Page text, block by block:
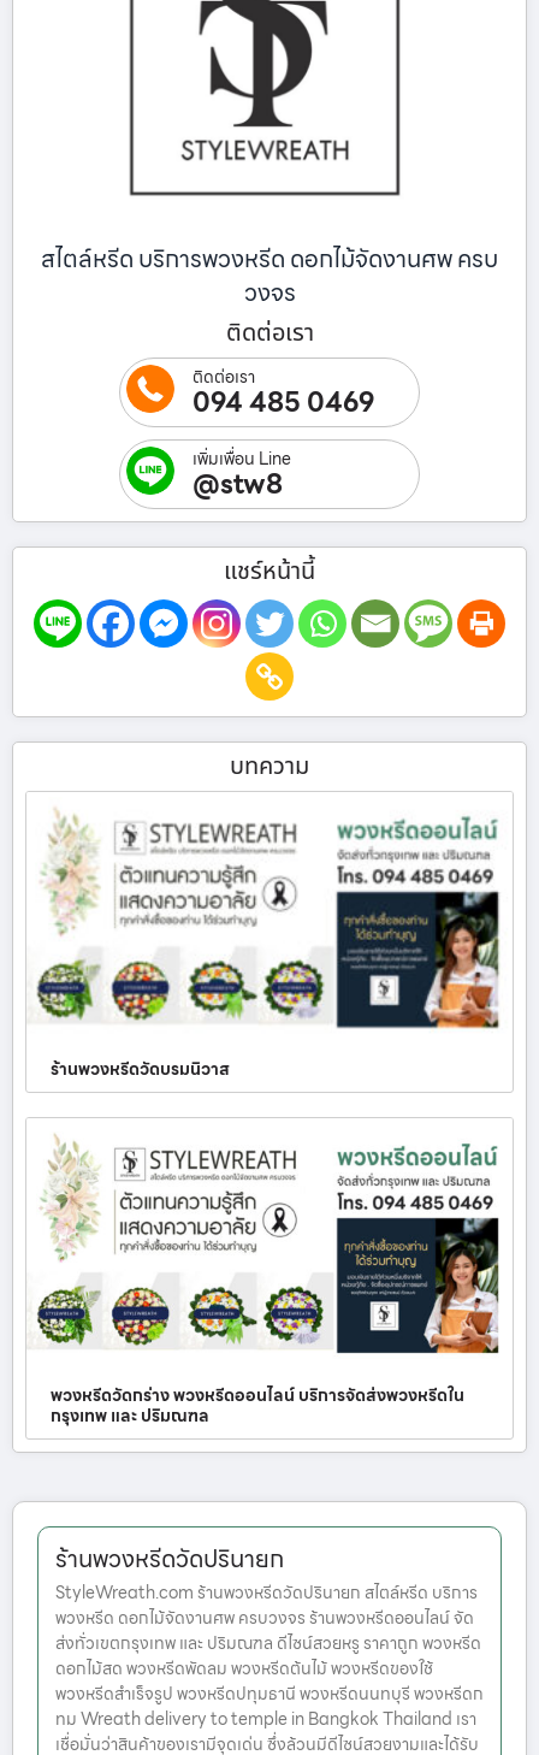
สไตล์หรีด บริการพวงหรีด ดอกไม้จัดงานศพ ครบ
วงจร
ติดต่อเรา
ติดต่อเรา
094 485 0469
เพิ่มเพื่อน Line
@stw8
แชร์หน้านี้
บทความ
ร้านพวงหรีดวัดบรมนิวาส
พวงหรีดวัดกร่าง พวงหรีดออนไลน์ บริการจัดส่งพวงหรีดใน
กรุงเทพ และ ปริมณฑล
ร้านพวงหรีดวัดปรินายก
StyleWreath.com ร้านพวงหรีดวัดปรินายก สไตล์หรีด บริการ
พวงหรีด ดอกไม้จัดงานศพ ครบวงจร ร้านพวงหรีดออนไลน์ จัด
ส่งทั่วเขตกรุงเทพ และ ปริมณฑล ดีไซน์สวยหรู ราคาถูก พวงหรีด
ดอกไม้สด พวงหรีดพัดลม พวงหรีดต้นไม้ พวงหรีดของใช้
พวงหรีดสำเร็จรูป พวงหรีดปทุมธานี พวงหรีดนนทบุรี พวงหรีดก
ทม Wreath delivery to temple in Bangkok Thailand เรา
เชื่อมั่นว่าสินค้าของเรามีจุดเด่น ซึ่งล้วนมีดีไซน์สวยงามและได้รับ